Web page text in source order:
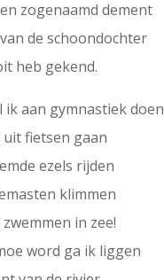
zogenaamd dement
de schoondochter
heb gekend.
ik aan gymnastiek doen
uit fietsen gaan
ezels rijden
klimmen
in zee!
word ga ik liggen